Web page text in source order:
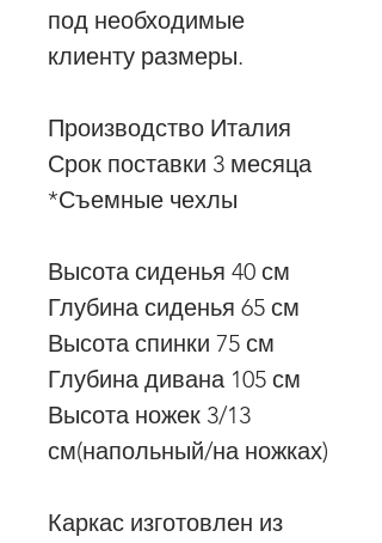
под необходимые
клиенту размеры.
Производство Италия
Срок поставки 3 месяца
*Съемные чехлы
Высота сиденья 40 см
Глубина сиденья 65 см
Высота спинки 75 см
Глубина дивана 105 см
Высота ножек 3/13
см(напольный/на ножках)
Каркас изготовлен из